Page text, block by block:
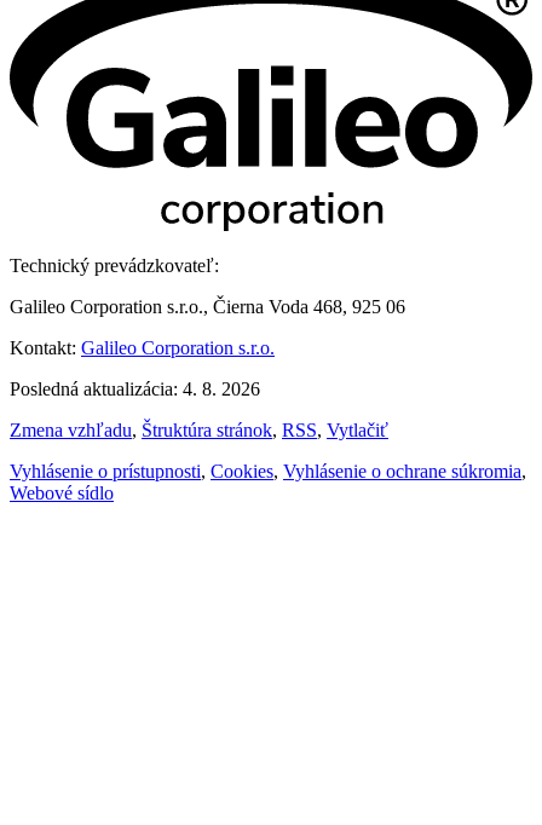
Technický prevádzkovateľ:
Galileo Corporation s.r.o., Čierna Voda 468, 925 06
Kontakt: Galileo Corporation s.r.o.
Posledná aktualizácia: 4. 8. 2026
Zmena vzhľadu, Štruktúra stránok, RSS, Vytlačiť
Vyhlásenie o prístupnosti, Cookies, Vyhlásenie o ochrane súkromia,
Webové sídlo